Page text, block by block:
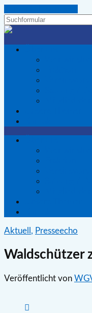
Wir
Wählergemeinschaft
Voerde
Aktuell , Presseecho
Waldschützer
Veröffentlicht von